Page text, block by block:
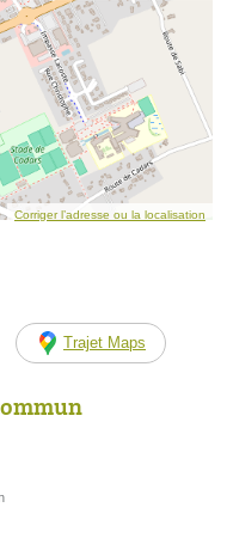
Corriger l’adresse ou la localisation
Trajet Maps